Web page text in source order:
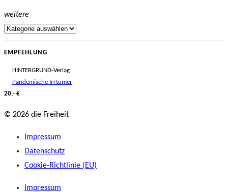
weitere
EMPFEHLUNG
HINTERGRUND-Verlag
Pandemische Irrtümer
20,- €
© 2026 die Freiheit
Impressum
Datenschutz
Cookie-Richtlinie (EU)
Impressum